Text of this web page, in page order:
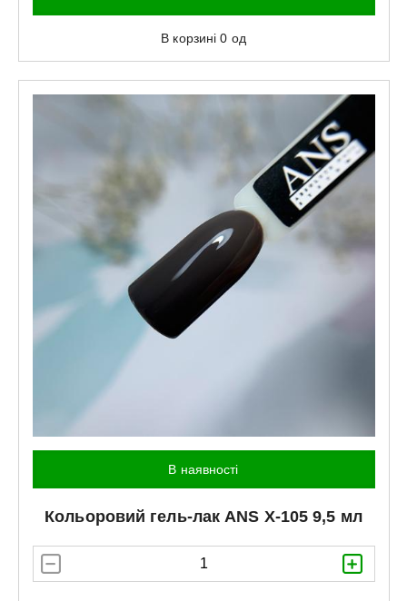
В корзині0 од
В наявності
Кольоровий гель-лакANS X-105 9,5 мл